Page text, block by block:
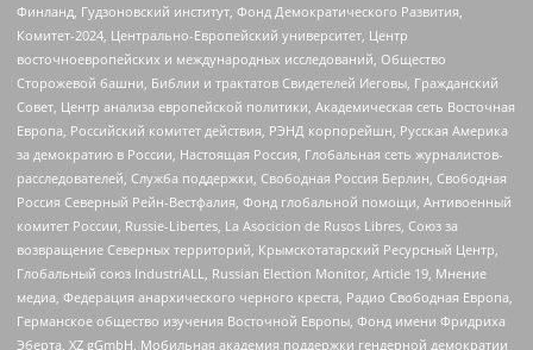
Финланд, Гудзоновский институт, Фонд Демократического Развития,
Комитет-2024, Центрально-Европейский университет, Центр
восточноевропейских и международных исследований, Общество
Сторожевой башни, Библии и трактатов Свидетелей Иеговы, Гражданский
Совет, Центр анализа европейской политики, Академическая сеть Восточная
Европа, Российский комитет действия, РЭНД корпорейшн, Русская Америка
за демократию в России, Настоящая Россия, Глобальная сеть журналистов-
расследователей, Служба поддержки, Свободная Россия Берлин, Свободная
Россия Северный Рейн-Вестфалия, Фонд глобальной помощи, Антивоенный
комитет России, Russie-Libertes, La Asocicion de Rusos Libres, Союз за
возвращение Северных территорий, Крымскотатарский Ресурсный Центр,
Глобальный союз IndustriALL, Russian Election Monitor, Article 19, Мнение
медиа, Федерация анархического черного креста, Радио Свободная Европа,
Германское общество изучения Восточной Европы, Фонд имени Фридриха
Эберта, XZ gGmbH, Мобильная академия поддержки гендерной демократии